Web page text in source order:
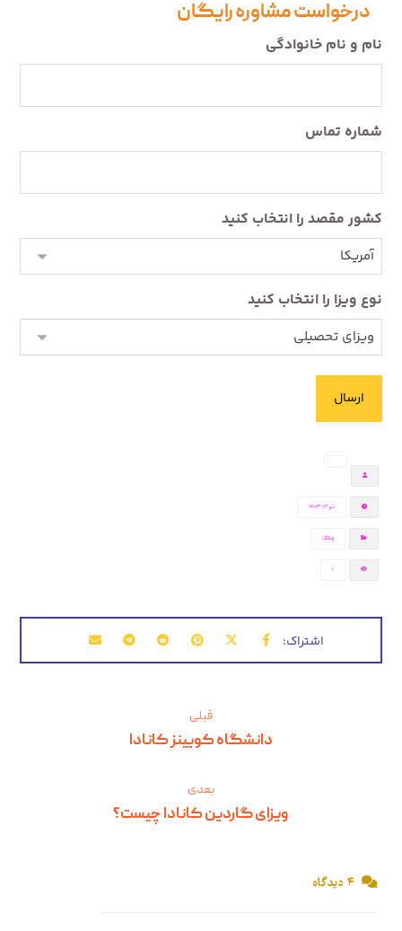
درخواست مشاوره رایگان
نام و نام خانوادگی
شماره تماس
کشور مقصد را انتخاب کنید
نوع ویزا را انتخاب کنید
تیر ۱۳, ۱۴۰۳
وبلاگ
1
قبلی
دانشگاه کویینز کانادا
بعدی
ویزای گاردین کانادا چیست؟
۴ دیدگاه